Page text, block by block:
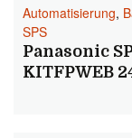
Automatisierung,
SPS
Panasonic
KITFPWEB